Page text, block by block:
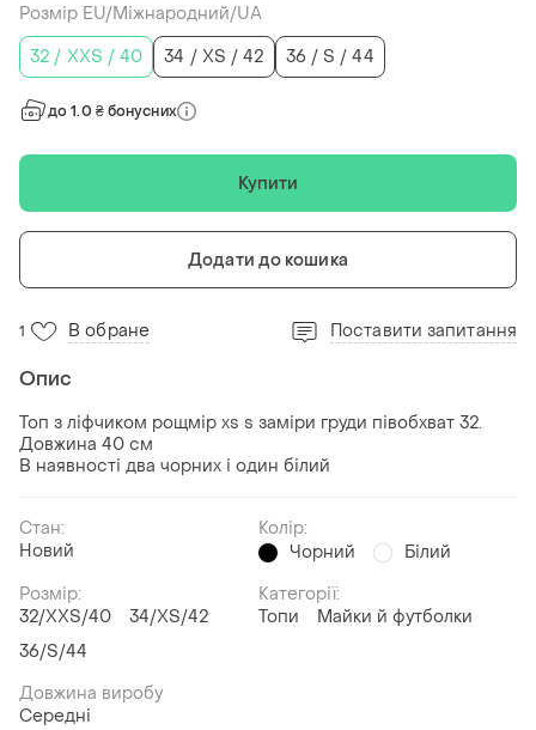
Розмір EU/Міжнародний/UA
32 / XXS / 40
34 / XS / 42 36 / S / 44
до 1.0 ₴ бонусних
Купити
Додати до кошика
1 В обране Поставити запитання
Опис
Топ з ліфчиком рощмір xs s заміри груди півобхват 32.
Довжина 40 см
В наявності два чорних і один білий
Стан:
Новий
Колір:
Чорний
Білий
Розмір:
32/XXS/40
34/XS/42
36/S/44
Категорії:
Топи
Майки й футболки
Довжина виробу
Середні